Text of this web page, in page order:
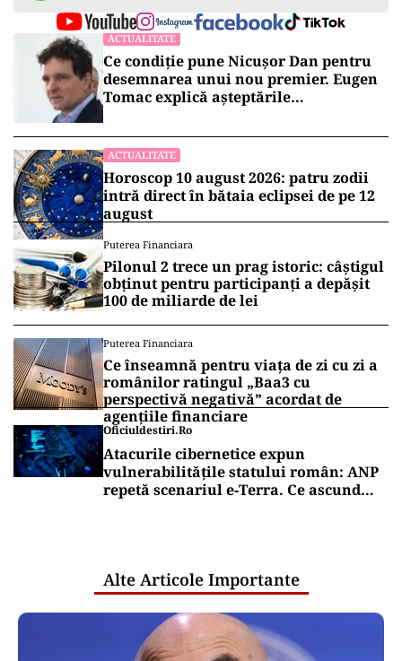
ACTUALITATE
Ce condiție pune Nicușor Dan pentru
desemnarea unui nou premier. Eugen
Tomac explică așteptările
ACTUALITATE
Horoscop 10 august 2026: patru zodii
intră direct în bătaia eclipsei de pe 12
august
Puterea Financiara
Pilonul 2 trece un prag istoric: câștigul
obținut pentru participanți a depășit
100 de miliarde de lei
Puterea Financiara
Ce înseamnă pentru viața de zi cu zi a
românilor ratingul „Baa3 cu
perspectivă negativă” acordat de
agențiile financiare
Oficiuldestiri.ro
Atacurile cibernetice expun
vulnerabilitățile statului român: ANP
repetă scenariul e‑Terra. Ce ascund
Alte Articole Importante